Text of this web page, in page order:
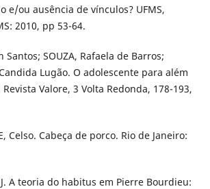
e/ou ausência de vínculos? UFMS,
2010, pp 53-64.
Santos; SOUZA, Rafaela de Barros;
Lugão. O adolescente para além
Valore, 3 Volta Redonda, 178-193,
Celso. Cabeça de porco. Rio de Janeiro:
J. A teoria do habitus em Pierre Bourdieu: